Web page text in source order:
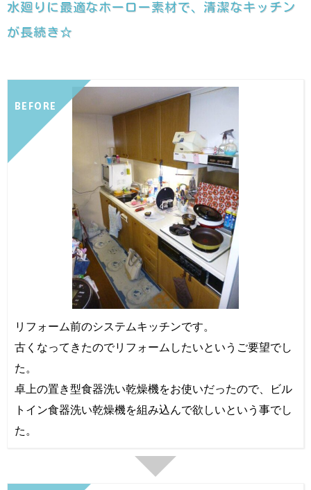
水廻りに最適なホーロー素材で、清潔なキッチン
が長続き☆
BEFORE
リフォーム前のシステムキッチンです。
古くなってきたのでリフォームしたいというご要望でし
た。
卓上の置き型食器洗い乾燥機をお使いだったので、ビル
トイン食器洗い乾燥機を組み込んで欲しいという事でし
た。